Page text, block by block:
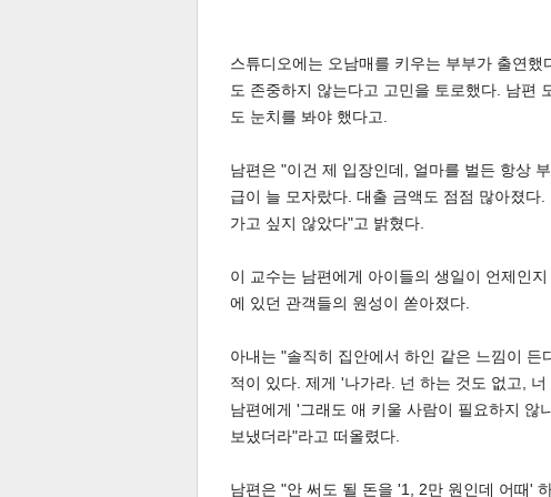
스튜디오에는 오남매를 키우는 부부가 출연
도 존중하지 않는다고 고민을 토로했다. 남편
도 눈치를 봐야 했다고.
남편은 "이건 제 입장인데, 얼마를 벌든 항상
급이 늘 모자랐다. 대출 금액도 점점 많아졌
가고 싶지 않았다"고 밝혔다.
이 교수는 남편에게 아이들의 생일이 언제인
에 있던 관객들의 원성이 쏟아졌다.
아내는 "솔직히 집안에서 하인 같은 느낌이
적이 있다. 제게 '나가라. 넌 하는 것도 없고,
남편에게 '그래도 애 키울 사람이 필요하지 않
보냈더라"라고 떠올렸다.
남편은 "안 써도 될 돈을 '1, 2만 원인데 어때'